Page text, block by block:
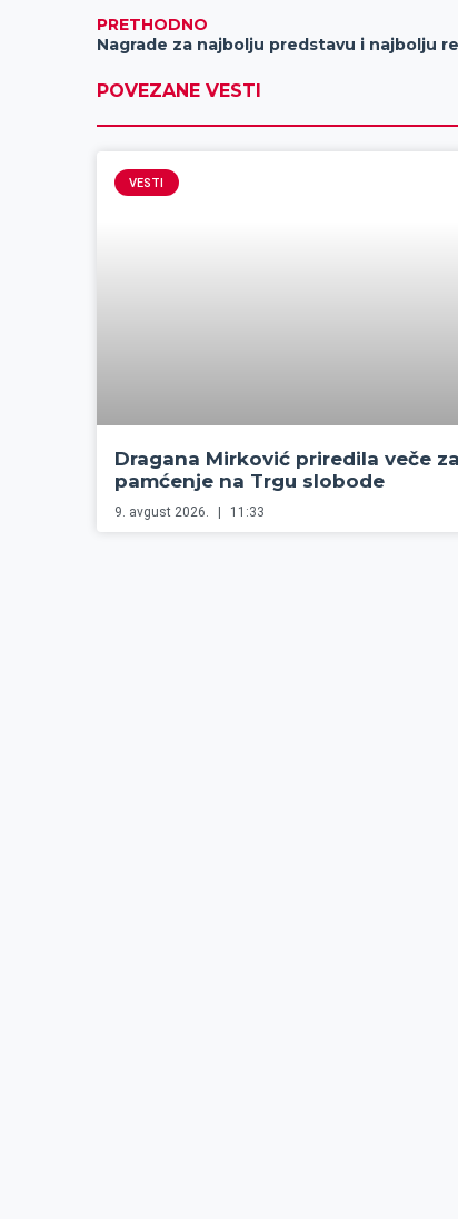
PRETHODNO
POVEZANE VESTI
VESTI
Dragana Mirković priredila veče za
pamćenje na Trgu slobode
9. avgust 2026. 11:33